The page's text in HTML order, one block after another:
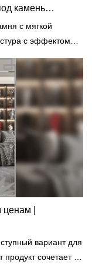
камень
с мягкой
с эффектом
качество, дизайн с
заботу,
опыт.
|
вариант для
сочетает в